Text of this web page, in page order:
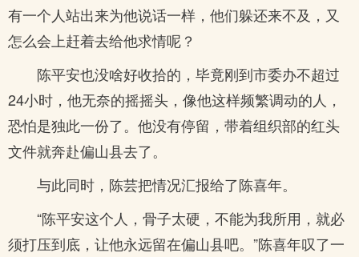
有一个人站出来为他说话一样，他们躲还来不及，又
怎么会上赶着去给他求情呢？
陈平安也没啥好收拾的，毕竟刚到市委办不超过
24小时，他无奈的摇摇头，像他这样频繁调动的人，
恐怕是独此一份了。他没有停留，带着组织部的红头
文件就奔赴偏山县去了。
与此同时，陈芸把情况汇报给了陈喜年。
“陈平安这个人，骨子太硬，不能为我所用，就必
须打压到底，让他永远留在偏山县吧。”陈喜年叹了一